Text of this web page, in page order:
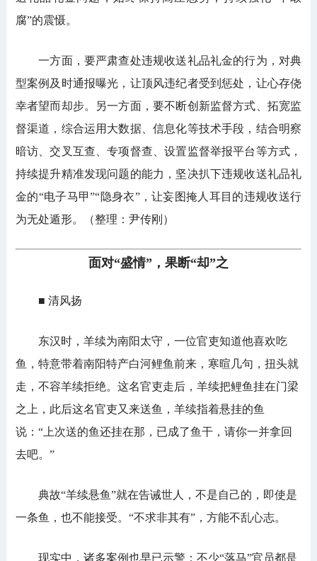
腐”的震慑。
一方面，要严肃查处违规收送礼品礼金的行为，对典
型案例及时通报曝光，让顶风违纪者受到惩处，让心存侥
幸者望而却步。另一方面，要不断创新监督方式、拓宽监
督渠道，综合运用大数据、信息化等技术手段，结合明察
暗访、交叉互查、专项督查、设置监督举报平台等方式，
持续提升精准发现问题的能力，坚决扒下违规收送礼品礼
金的“电子马甲”“隐身衣”，让妄图掩人耳目的违规收送行
为无处遁形。（整理：尹传刚）
面对“盛情”，果断“却”之
■ 清风扬
东汉时，羊续为南阳太守，一位官吏知道他喜欢吃
鱼，特意带着南阳特产白河鲤鱼前来，寒暄几句，扭头就
走，不容羊续拒绝。这名官吏走后，羊续把鲤鱼挂在门梁
之上，此后这名官吏又来送鱼，羊续指着悬挂的鱼
说：“上次送的鱼还挂在那，已成了鱼干，请你一并拿回
去吧。”
典故“羊续悬鱼”就在告诫世人，不是自己的，即使是
一条鱼，也不能接受。“不求非其有”，方能不乱心志。
现实中，诸多案例也早已示警：不少“落马”官员都是